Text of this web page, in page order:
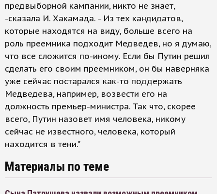
предвыборной кампании, никто не знает,
-сказала И. Хакамада. - Из тех кандидатов,
которые находятся на виду, больше всего на
роль преемника подходит Медведев, но я думаю,
что все сложится по-иному. Если бы Путин решил
сделать его своим преемником, он бы наверняка
уже сейчас постарался как-то поддержать
Медведева, например, возвести его на
должность премьер-министра. Так что, скорее
всего, Путин назовет имя человека, никому
сейчас не известного, человека, который
находится в тени."
Материалы по теме